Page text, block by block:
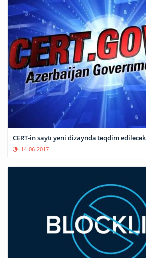
CERT-in saytı yeni dizaynda təqdim ediləcək
14-06-2017